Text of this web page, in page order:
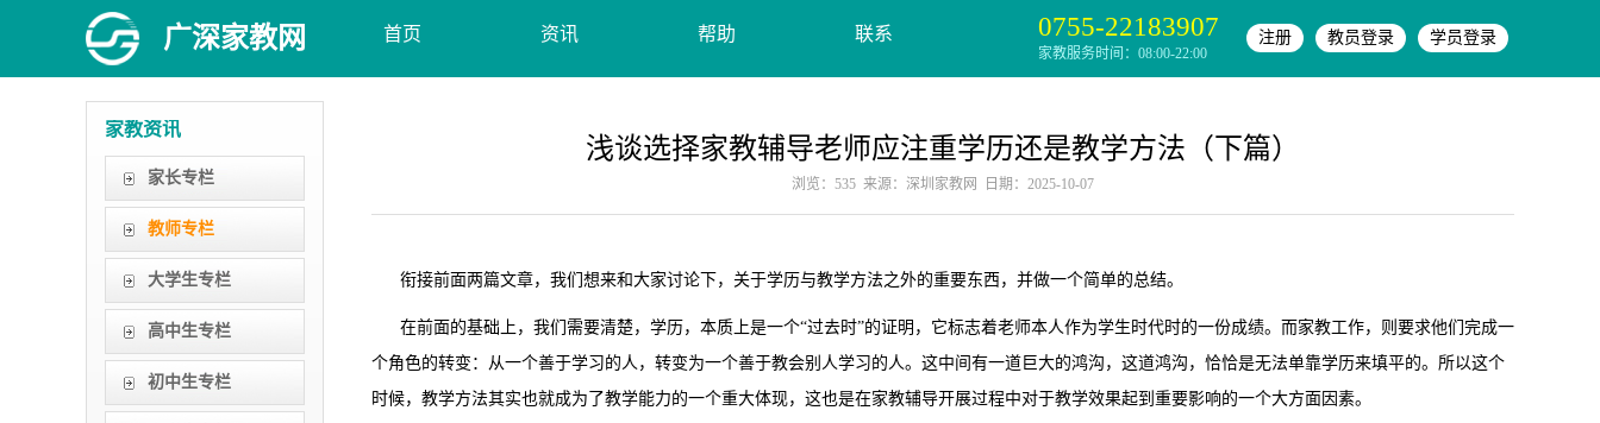
广深家教网 首页 资讯 帮助 联系 0755-22183907
家教服务时间：08:00-22:00
注册 教员登录 学员登录
家教资讯
家长专栏
教师专栏
大学生专栏
高中生专栏
初中生专栏
浅谈选择家教辅导老师应注重学历还是教学方法（下篇）
浏览：535 来源：深圳家教网 日期：2025-10-07
衔接前面两篇文章，我们想来和大家讨论下，关于学历与教学方法之外的重要东西，并做一个简单的总结。
在前面的基础上，我们需要清楚，学历，本质上是一个“过去时”的证明，它标志着老师本人作为学生时代时的一份成绩。而家教工作，则要求他们完成一
个角色的转变：从一个善于学习的人，转变为一个善于教会别人学习的人。这中间有一道巨大的鸿沟，这道鸿沟，恰恰是无法单靠学历来填平的。所以这个
时候，教学方法其实也就成为了教学能力的一个重大体现，这也是在家教辅导开展过程中对于教学效果起到重要影响的一个大方面因素。